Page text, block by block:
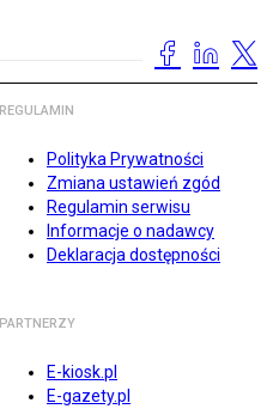
REGULAMIN
Polityka Prywatności
Zmiana ustawień zgód
Regulamin serwisu
Informacje o nadawcy
Deklaracja dostępności
PARTNERZY
E-kiosk.pl
E-gazety.pl